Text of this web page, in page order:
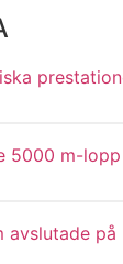
5000 m-
avslutade